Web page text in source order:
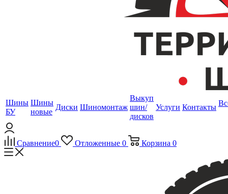
Шины
БУ
Шины
новые
Диски Шиномонтаж
Выкуп
шин/
дисков
Услуги Контакты
Сравнение0 Отложенные 0 Корзина 0